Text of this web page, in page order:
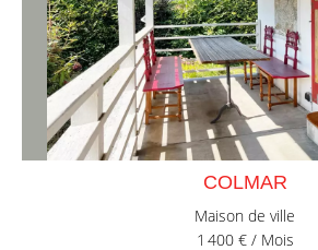
COLMAR
Maison de ville
1 400 € / Mois